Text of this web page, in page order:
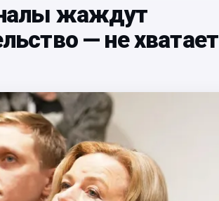
жаждут
— не хватает